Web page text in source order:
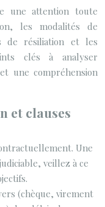
une attention toute
les modalités de
de résiliation et les
clés à analyser
une compréhension
et clauses
Une
veillez à ce
(chèque, virement